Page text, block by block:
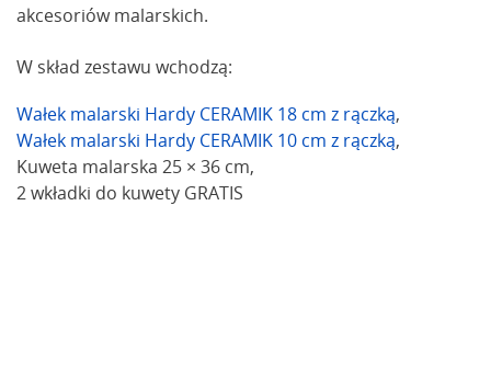
akcesoriów malarskich.
W skład zestawu wchodzą:
Wałek malarski Hardy CERAMIK 18 cm z rączką,
Wałek malarski Hardy CERAMIK 10 cm z rączką,
Kuweta malarska 25 × 36 cm,
2 wkładki do kuwety GRATIS